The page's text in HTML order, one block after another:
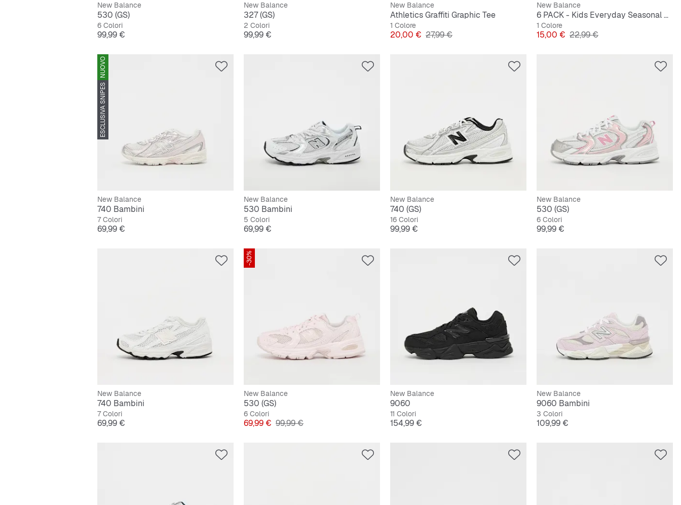
New Balance
530 (GS)
6 Colori
Prezzo
99,99 €
New Balance
327 (GS)
2 Colori
Prezzo
99,99 €
New Balance
Athletics Graffiti Graphic Tee
1 Colore
Prezzo
20,00 € Prezzo originale
27,99 €
New Balance
6 PACK - Kids Everyday Seasonal Crew
1 Colore
Prezzo
15,00 € Prezzo originale
22,99 €
NUOVO
ESCLUSIVA SNIPES
New Balance
740 Bambini
7 Colori
Prezzo
69,99 €
New Balance
530 Bambini
5 Colori
Prezzo
69,99 €
New Balance
740 (GS)
16 Colori
Prezzo
99,99 €
New Balance
530 (GS)
6 Colori
Prezzo
99,99 €
New Balance
740 Bambini
7 Colori
Prezzo
69,99 €
-30%
New Balance
530 (GS)
6 Colori
Prezzo
69,99 € Prezzo originale
99,99 €
New Balance
9060
11 Colori
Prezzo
154,99 €
New Balance
9060 Bambini
3 Colori
Prezzo
109,99 €